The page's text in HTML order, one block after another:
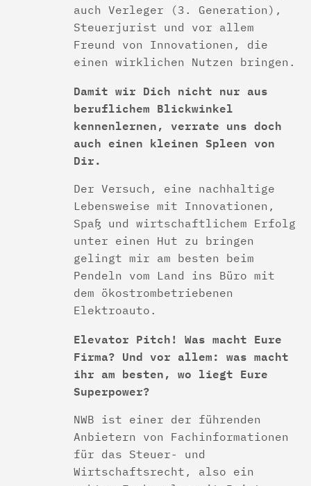
auch Verleger (3. Generation),
Steuerjurist und vor allem
Freund von Innovationen, die
einen wirklichen Nutzen bringen.
Damit wir Dich nicht nur aus
beruflichem Blickwinkel
kennenlernen, verrate uns doch
auch einen kleinen Spleen von
Dir.
Der Versuch, eine nachhaltige
Lebensweise mit Innovationen,
Spaß und wirtschaftlichem Erfolg
unter einen Hut zu bringen
gelingt mir am besten beim
Pendeln vom Land ins Büro mit
dem ökostrombetriebenen
Elektroauto.
Elevator Pitch! Was macht Eure
Firma? Und vor allem: was macht
ihr am besten, wo liegt Eure
Superpower?
NWB ist einer der führenden
Anbietern von Fachinformationen
für das Steuer- und
Wirtschaftsrecht, also ein